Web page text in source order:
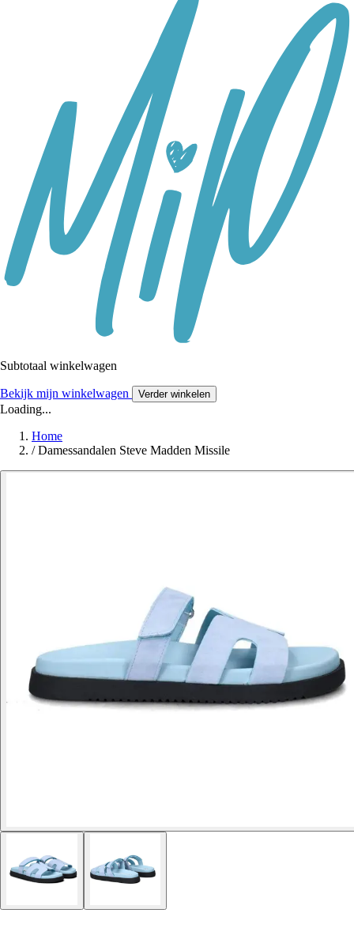
Subtotaal winkelwagen
Bekijk mijn winkelwagen Verder winkelen
Loading...
Home
/ Damessandalen Steve Madden Missile